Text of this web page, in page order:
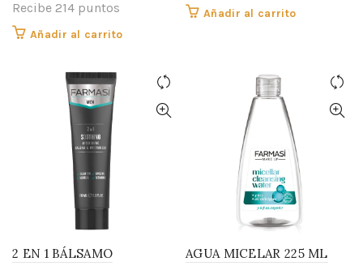
Recibe 214 puntos
Añadir al carrito
Añadir al carrito
2 EN 1 BÁLSAMO
AGUA MICELAR 225 ML